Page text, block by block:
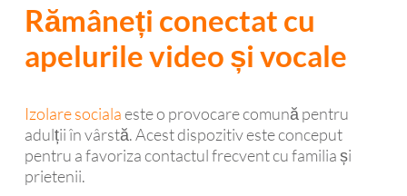
Rămâneți conectat cu
apelurile video și vocale
Izolare socialaeste o provocare comună pentru
adulții în vârstă. Acest dispozitiv este conceput
pentru a favoriza contactul frecvent cu familia și
prietenii.